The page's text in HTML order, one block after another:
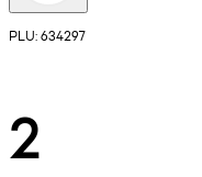
PLU: 634297
2